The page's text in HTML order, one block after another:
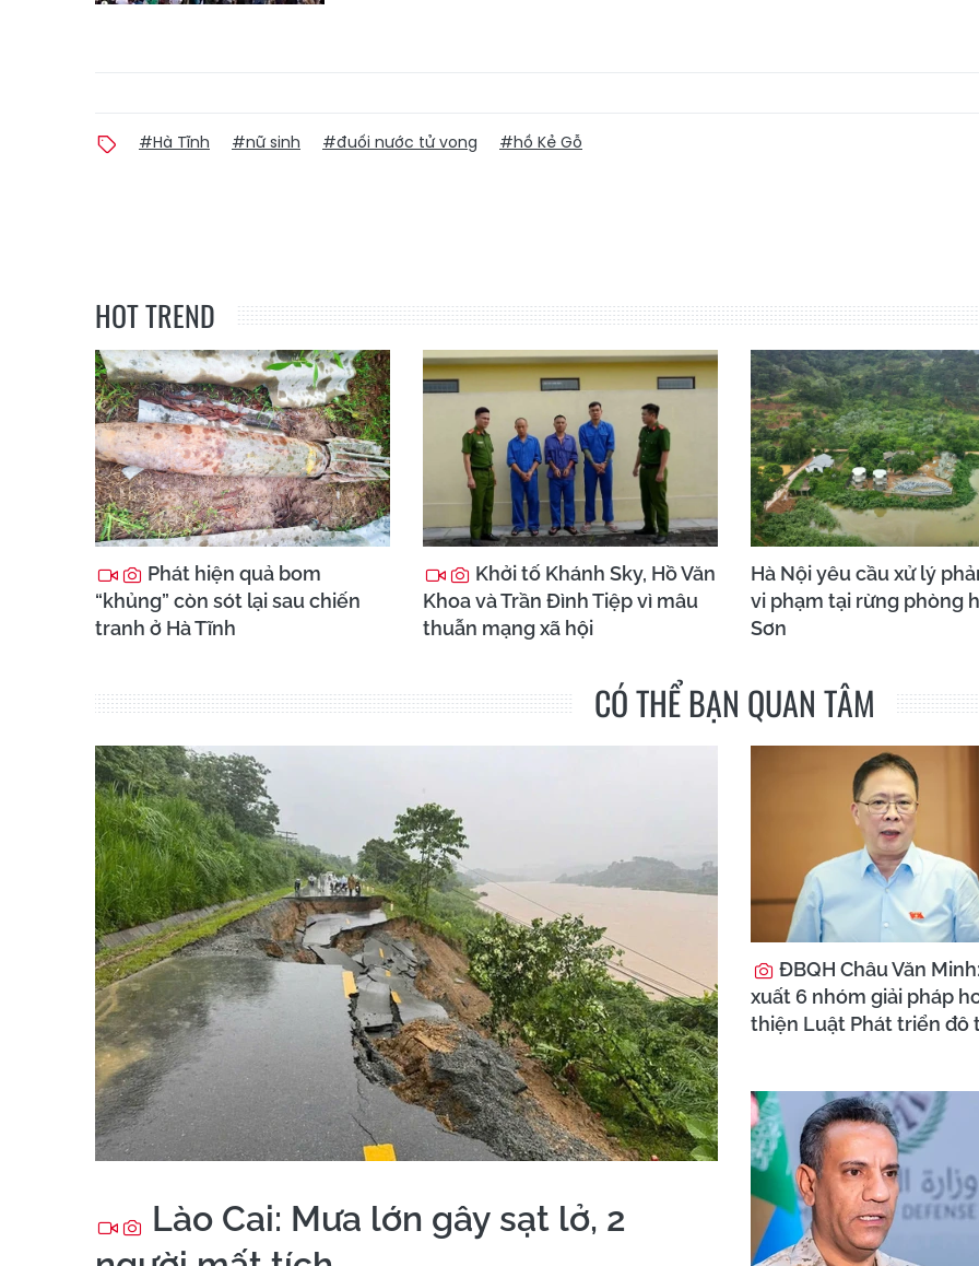
#Hà Tĩnh #nữ sinh #đuối nước tử vong #hồ Kẻ Gỗ
HOT TREND
Phát hiện quả bom
“khủng” còn sót lại sau chiến
tranh ở Hà Tĩnh
Khởi tố Khánh Sky, Hồ Văn
Khoa và Trần Đình Tiệp vì mâu
thuẫn mạng xã hội
Hà Nội yêu cầu xử lý
vi phạm tại rừng phòng
Sơn
CÓ THỂ BẠN QUAN TÂM
Lào Cai: Mưa lớn gây sạt lở, 2
ĐBQH Châu Văn
xuất 6 nhóm giải pháp
thiện Luật Phát triển đô